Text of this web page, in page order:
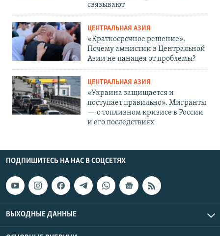
связывают
ЦЕНТРАЛЬНАЯ АЗИЯ
«Краткосрочное решение».
Почему амнистии в Центральной
Азии не панацея от проблемы?
ЦЕНТРАЛЬНАЯ АЗИЯ
«Украина защищается и
поступает правильно». Мигранты
— о топливном кризисе в России
и его последствиях
ПОДПИШИТЕСЬ НА НАС В СОЦСЕТЯХ
ВЫХОДНЫЕ ДАННЫЕ